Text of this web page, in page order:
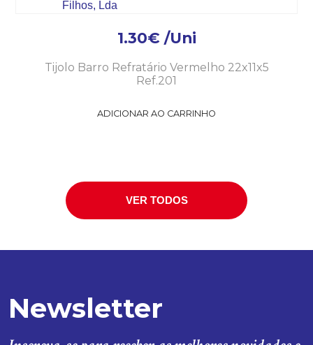
1.30€ /Uni
Tijolo Barro Refratário Vermelho 22x11x5
Ref.201
ADICIONAR AO CARRINHO
VER TODOS
Newsletter